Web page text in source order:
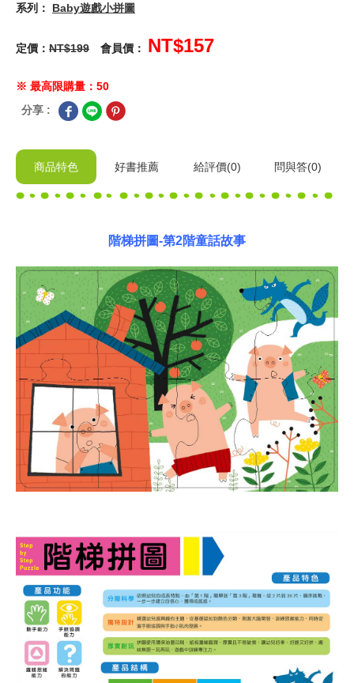
系列： Baby遊戲小拼圖
定價： NT$199 會員價： NT$157
※ 最高限購量：50
分享 :
商品特色 好書推薦 給評價(0) 問與答(0)
階梯拼圖-第2階童話故事